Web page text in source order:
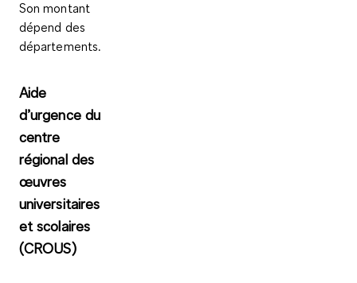
Son montant
dépend des
départements.
Aide
d’urgence du
centre
régional des
œuvres
universitaires
et scolaires
(CROUS)